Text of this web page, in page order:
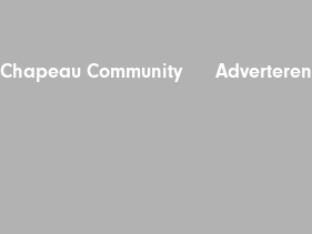
Chapeau Community Adverteren